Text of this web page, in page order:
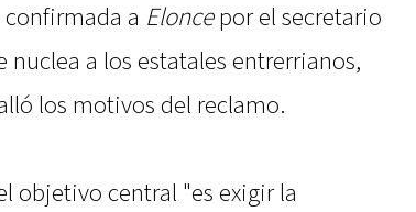
a Eloncepor el secretario
a los estatales entrerrianos,
los motivos del reclamo.
objetivo central "es exigir la